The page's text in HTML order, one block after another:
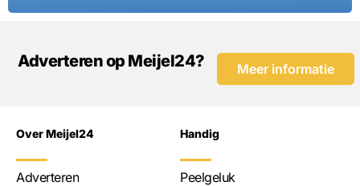
Adverteren op Meijel24? Meer informatie
Over Meijel24
Adverteren
Handig
Peelgeluk